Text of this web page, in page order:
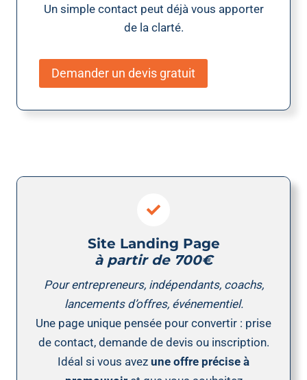
Un simple contact peut déjà vous apporter
de la clarté.
Demander un devis gratuit
Site Landing Page
à partir de 700€
Pour entrepreneurs, indépendants, coachs,
lancements d’offres, événementiel.
Une page unique pensée pour convertir : prise
de contact, demande de devis ou inscription.
Idéal si vous avez une offre précise à